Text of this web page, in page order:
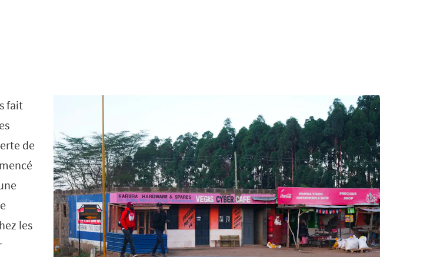
fait
de
les